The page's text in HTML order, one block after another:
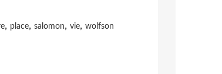
, place, salomon, vie, wolfson